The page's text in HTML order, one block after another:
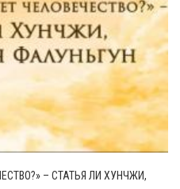
– СТАТЬЯ ЛИ ХУНЧЖИ,